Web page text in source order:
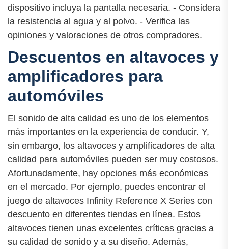
dispositivo incluya la pantalla necesaria. - Considera
la resistencia al agua y al polvo. - Verifica las
opiniones y valoraciones de otros compradores.
Descuentos en altavoces y
amplificadores para
automóviles
El sonido de alta calidad es uno de los elementos
más importantes en la experiencia de conducir. Y,
sin embargo, los altavoces y amplificadores de alta
calidad para automóviles pueden ser muy costosos.
Afortunadamente, hay opciones más económicas
en el mercado. Por ejemplo, puedes encontrar el
juego de altavoces Infinity Reference X Series con
descuento en diferentes tiendas en línea. Estos
altavoces tienen unas excelentes críticas gracias a
su calidad de sonido y a su diseño. Además,